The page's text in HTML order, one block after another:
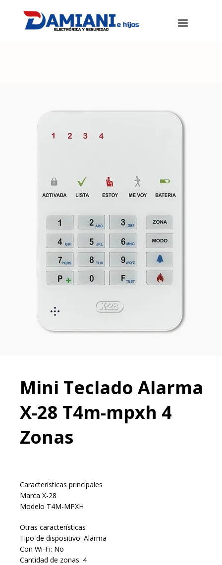
Zonas
Mini Teclado Alarma
X-28 T4m-mpxh 4
Zonas
Características principales
Marca X-28
Modelo T4M-MPXH
Otras características
Tipo de dispositivo: Alarma
Con Wi-Fi: No
Cantidad de zonas: 4